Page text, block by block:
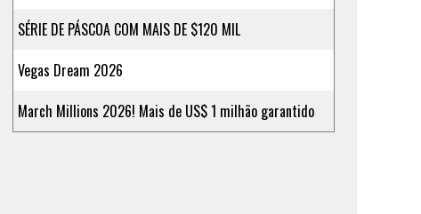
SÉRIE DE PÁSCOA COM MAIS DE $120 MIL
Vegas Dream 2026
March Millions 2026! Mais de US$ 1 milhão garantido